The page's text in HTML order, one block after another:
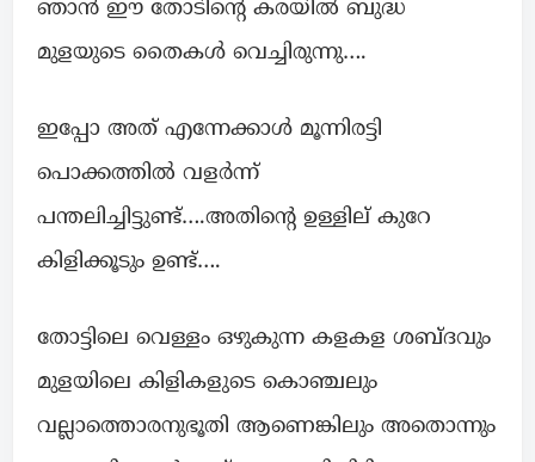
ഞാൻ ഈ തോടിൻ്റെ കരയിൽ ബുദ്ധ
മുളയുടെ തൈകൾ വെച്ചിരുന്നു….
ഇപ്പോ അത് എന്നേക്കാൾ മൂന്നിരട്ടി
പൊക്കത്തിൽ വളർന്ന്
പന്തലിച്ചിട്ടുണ്ട്….അതിൻ്റെ ഉള്ളില് കുറേ
കിളിക്കൂടും ഉണ്ട്….
തോട്ടിലെ വെള്ളം ഒഴുകുന്ന കളകള ശബ്ദവും
മുളയിലെ കിളികളുടെ കൊഞ്ചലും
വല്ലാത്തൊരനുഭൂതി ആണെങ്കിലും അതൊന്നും